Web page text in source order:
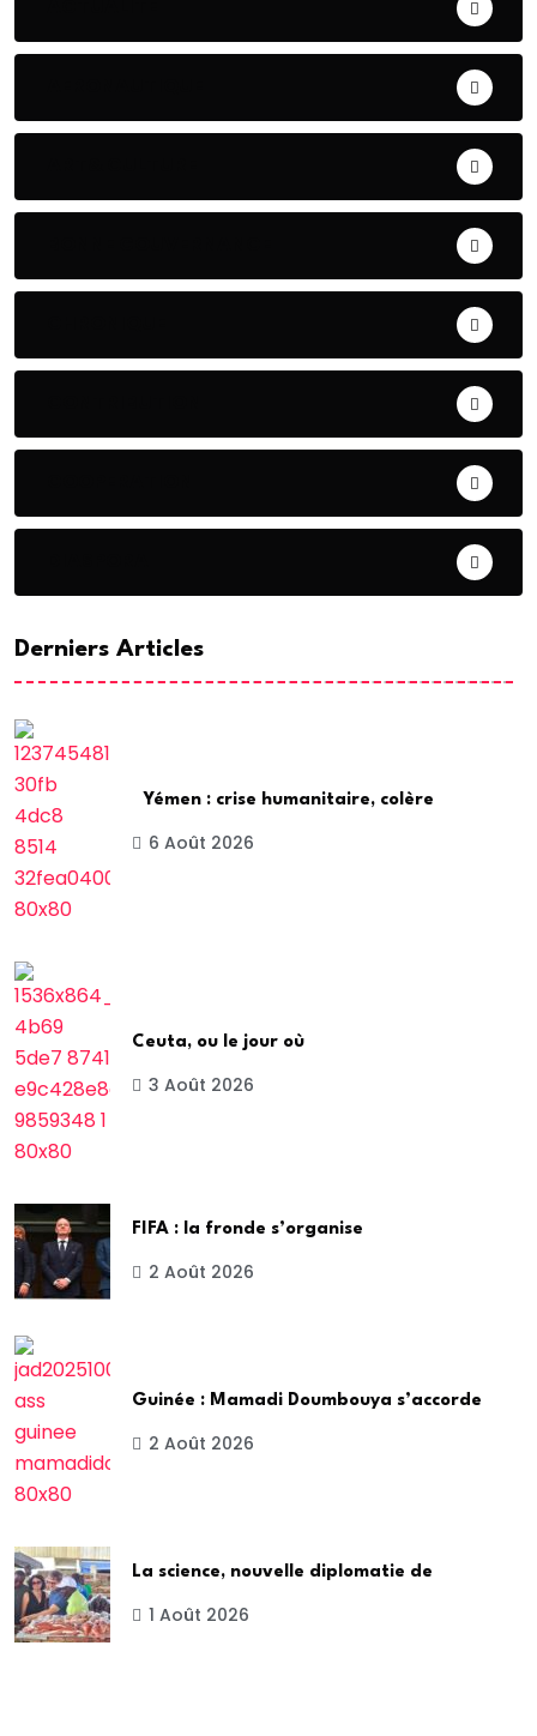
Derniers Articles
Yémen : crise humanitaire, colère
6 Août 2026
Ceuta, ou le jour où
3 Août 2026
FIFA : la fronde s’organise
2 Août 2026
Guinée : Mamadi Doumbouya s’accorde
2 Août 2026
La science, nouvelle diplomatie de
1 Août 2026